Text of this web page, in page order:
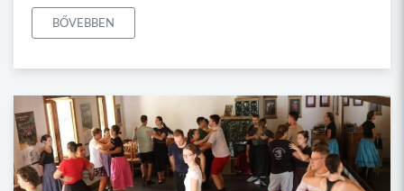
BŐVEBBEN